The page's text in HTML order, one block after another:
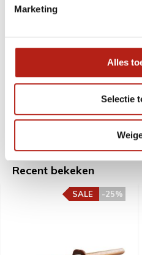
Marketing
Alles
Selectie
Schede voor Bokken
Normaal:
(11% Korting)
Totaalbedrag:
Recent bekeken
-25%
SALE